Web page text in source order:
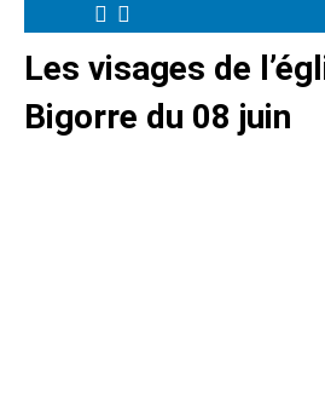
Les visages de
Bigorre du 08 juin